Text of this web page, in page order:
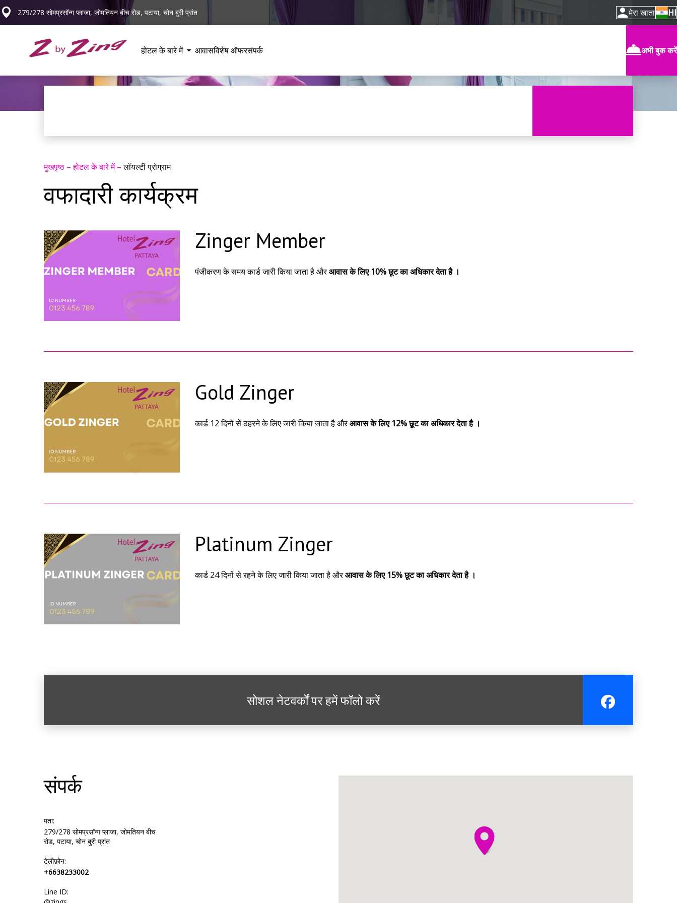
279/278 सोमप्रसॉन्ग प्लाजा, जोमतियन बीच रोड, पटाया, चोन बुरी प्रांत मेरा खाता HI
होटल के बारे में आवासविशेष ऑफरसंपर्क अभी बुक करें
मुखपृष्ठ –होटल के बारे में–लॉयल्टी प्रोग्राम
वफादारी कार्यक्रम
Zinger Member
पंजीकरण के समय कार्ड जारी किया जाता है औरआवास के लिए 10% छूट का अधिकार देता है ।
Gold Zinger
कार्ड 12 दिनों से ठहरने के लिए जारी किया जाता है औरआवास के लिए 12% छूट का अधिकार देता है ।
Platinum Zinger
कार्ड 24 दिनों से रहने के लिए जारी किया जाता है औरआवास के लिए 15% छूट का अधिकार देता है ।
सोशल नेटवर्कों पर हमें फॉलो करें
संपर्क
पता:
279/278 सोमप्रसॉन्ग प्लाजा, जोमतियन बीच
रोड, पटाया, चोन बुरी प्रांत
टेलीफ़ोन:
+6638233002
Line ID: